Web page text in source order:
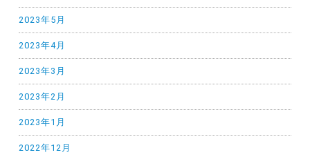
2023年5月
2023年4月
2023年3月
2023年2月
2023年1月
2022年12月